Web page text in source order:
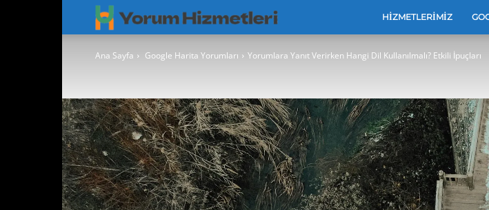
Google
Yorum
–
Google
Maps
HIZMETLERIMIZ
Ana Sayfa Google Harita Yorumları Yorumlara Yanıt Verirken Hangi Dil Kullanılmalı? Etkili İpuçları